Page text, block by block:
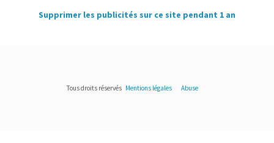
Supprimer les publicités sur ce site pendant 1 an
Tous droits réservés Mentions légales Abuse